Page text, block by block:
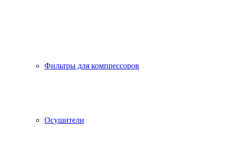
Фильтры для компрессоров
Осушители